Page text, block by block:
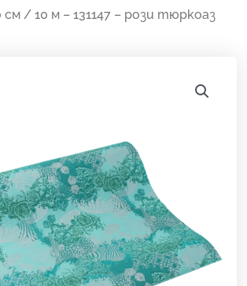
/ 10 м – 131147 – рози тюркоаз